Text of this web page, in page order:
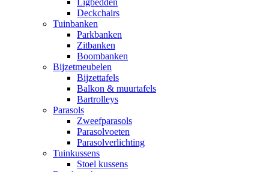
Deckchairs
Tuinbanken
Parkbanken
Zitbanken
Boombanken
Bijzetmeubelen
Bijzettafels
Balkon & muurtafels
Bartrolleys
Parasols
Zweefparasols
Parasolvoeten
Parasolverlichting
Tuinkussens
Stoel kussens